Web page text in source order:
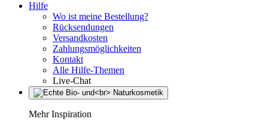
Hilfe
Wo ist meine Bestellung?
Rücksendungen
Versandkosten
Zahlungsmöglichkeiten
Kontakt
Alle Hilfe-Themen
Live-Chat
Mehr Inspiration